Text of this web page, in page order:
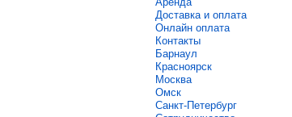
Доставка и оплата
Онлайн оплата
Контакты
Барнаул
Красноярск
Москва
Омск
Санкт-Петербург